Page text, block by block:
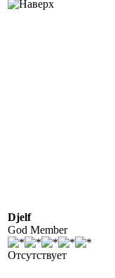
Djelf
God Member
Отсутствует